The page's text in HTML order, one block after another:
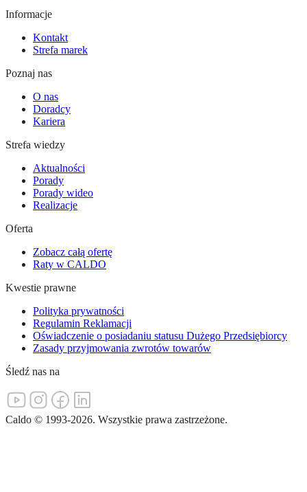
Informacje
Kontakt
Strefa marek
Poznaj nas
O nas
Doradcy
Kariera
Strefa wiedzy
Aktualności
Porady
Porady wideo
Realizacje
Oferta
Zobacz całą ofertę
Raty w CALDO
Kwestie prawne
Polityka prywatności
Regulamin Reklamacji
Oświadczenie o posiadaniu statusu Dużego Przedsiębiorcy
Zasady przyjmowania zwrotów towarów
Śledź nas na
Caldo © 1993-2026. Wszystkie prawa zastrzeżone.